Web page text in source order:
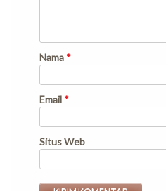
Nama *
Email *
Situs Web